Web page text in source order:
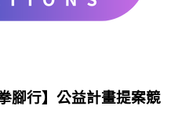
腳行】公益計畫提案競